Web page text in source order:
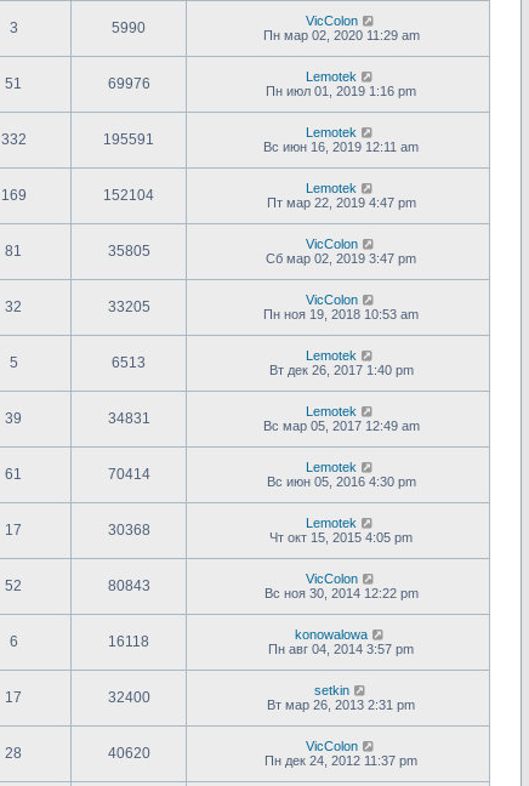
3 5990
VicColon
Пн мар 02, 2020 11:29 am
51 69976
Lemotek
Пн июл 01, 2019 1:16 pm
332 195591
Lemotek
Вс июн 16, 2019 12:11 am
169 152104
Lemotek
Пт мар 22, 2019 4:47 pm
81 35805
VicColon
Сб мар 02, 2019 3:47 pm
32 33205
VicColon
Пн ноя 19, 2018 10:53 am
5 6513
Lemotek
Вт дек 26, 2017 1:40 pm
39 34831
Lemotek
Вс мар 05, 2017 12:49 am
61 70414
Lemotek
Вс июн 05, 2016 4:30 pm
17 30368
Lemotek
Чт окт 15, 2015 4:05 pm
52 80843
VicColon
Вс ноя 30, 2014 12:22 pm
6 16118
konowalowa
Пн авг 04, 2014 3:57 pm
17 32400
setkin
Вт мар 26, 2013 2:31 pm
28 40620
VicColon
Пн дек 24, 2012 11:37 pm